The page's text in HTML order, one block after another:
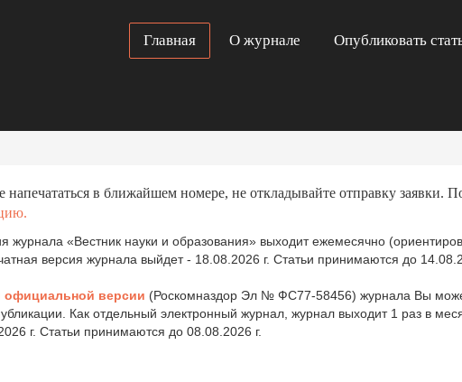
Главная О журнале Опубликовать
напечататься в ближайшем номере, не откладывайте отправку заявки.
журнала «Вестник науки и образования» выходит ежемесячно
версия журнала выйдет - 18.08.2026 г. Статьи принимаются до
официальной версии (Роскомназдор Эл № ФС77-58456) журнала Вы
Как отдельный электронный журнал, журнал выходит 1 раз в
г. Статьи принимаются до 08.08.2026 г.